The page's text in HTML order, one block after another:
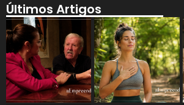
Últimos Artigos